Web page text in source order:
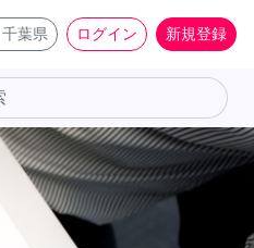
千葉県 ログイン 新規登録